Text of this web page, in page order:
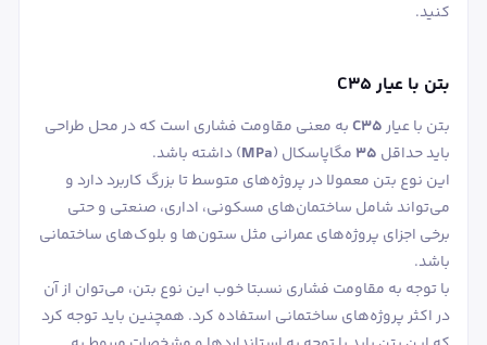
کنید.
بتن با عیار C35
بتن با عیارC۳۵به معنی مقاومت فشاری است که در محل طراحی
باید حداقل ۳۵ مگاپاسکال (MPa) داشته باشد.
این نوع بتن معمولا در پروژه‌های متوسط تا بزرگ کاربرد دارد و
می‌تواند شامل ساختمان‌های مسکونی، اداری، صنعتی و حتی
برخی اجزای پروژه‌های عمرانی مثل ستون‌ها و بلوک‌های ساختمانی
باشد.
با توجه به مقاومت فشاری نسبتا خوب این نوع بتن، می‌توان از آن
در اکثر پروژه‌های ساختمانی استفاده کرد. همچنین باید توجه کرد